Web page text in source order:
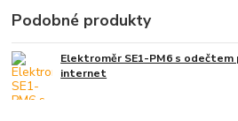
Podobné produkty
Elektroměr SE1-PM6 s odečtem
internet